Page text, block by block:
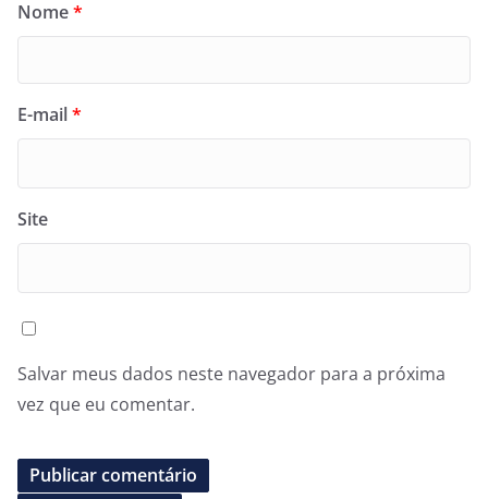
Nome*
E-mail*
Site
Salvar meus dados neste navegador para a próxima
vez que eu comentar.